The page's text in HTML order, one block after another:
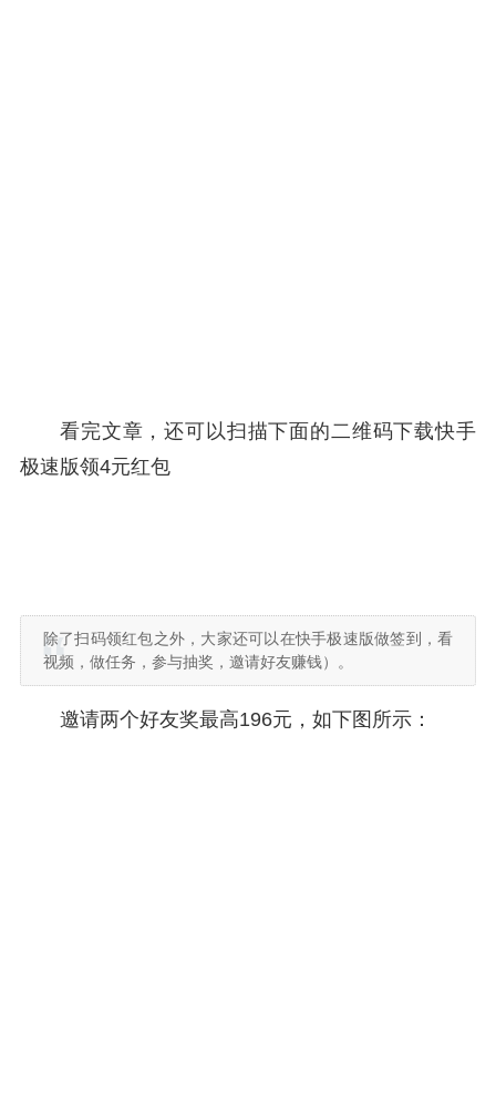
看完文章，还可以扫描下面的二维码下载快手
极速版领4元红包
除了扫码领红包之外，大家还可以在快手极速版做签到，看
视频，做任务，参与抽奖，邀请好友赚钱）。
邀请两个好友奖最高196元，如下图所示：